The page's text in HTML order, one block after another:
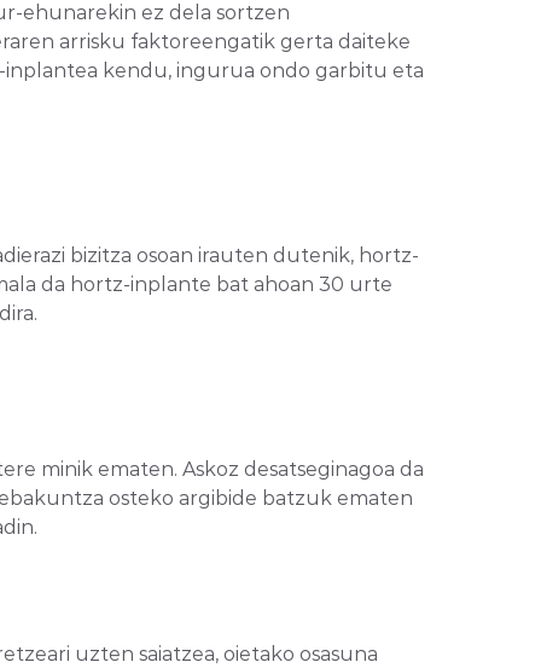
ehunarekin ez dela sortzen
arrisku faktoreengatik gerta daiteke
inplantea kendu, ingurua ondo garbitu eta
bizitza osoan irauten dutenik, hortz-
da hortz-inplante bat ahoan 30 urte
minik ematen. Askoz desatseginagoa da
osteko argibide batzuk ematen
uzten saiatzea, oietako osasuna